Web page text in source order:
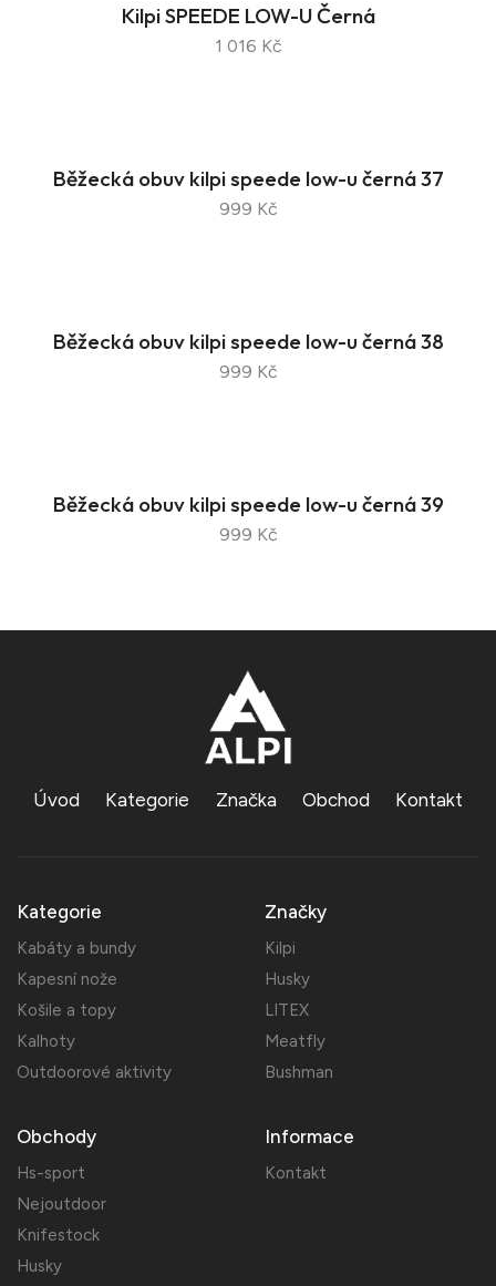
Kilpi SPEEDE LOW-U Černá
1 016 Kč
Běžecká obuv kilpi speede low-u černá 37
999 Kč
Běžecká obuv kilpi speede low-u černá 38
999 Kč
Běžecká obuv kilpi speede low-u černá 39
999 Kč
Úvod Kategorie Značka Obchod Kontakt
Kategorie
Kabáty a bundy
Kapesní nože
Košile a topy
Kalhoty
Outdoorové aktivity
Značky
Kilpi
Husky
LITEX
Meatfly
Bushman
Obchody
Hs-sport
Nejoutdoor
Knifestock
Husky
Informace
Kontakt